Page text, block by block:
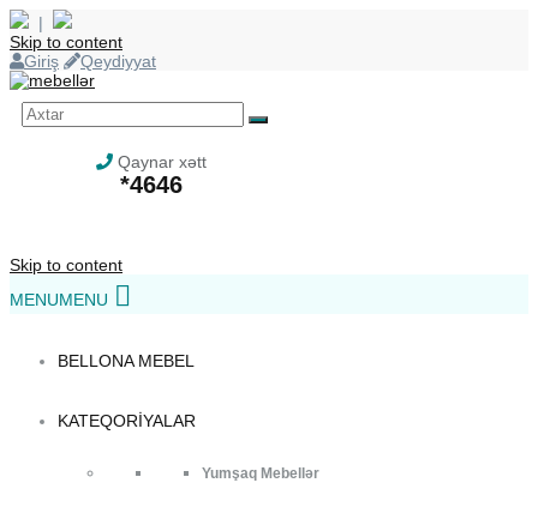
|
Skip to content
Giriş
Qeydiyyat
Qaynar xətt
*4646
Skip to content
MENUMENU
BELLONA MEBEL
KATEQORIYALAR
Yumşaq Mebellər